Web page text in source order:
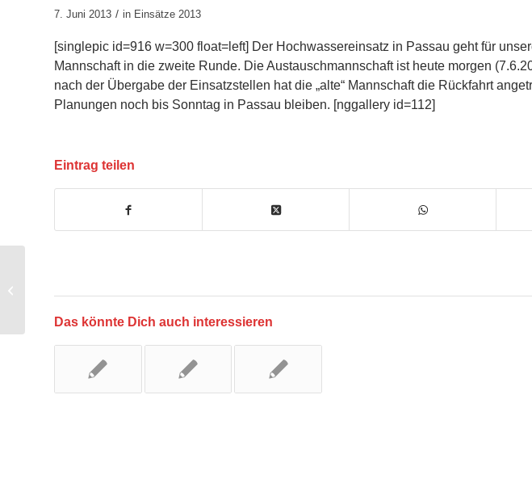
7. Juni 2013 / in Einsätze 2013
[singlepic id=916 w=300 float=left] Der Hochwassereinsatz in Passau geht für
Mannschaft in die zweite Runde. Die Austauschmannschaft ist heute morgen
nach der Übergabe der Einsatzstellen hat die „alte“ Mannschaft die Rückfahrt
Planungen noch bis Sonntag in Passau bleiben. [nggallery id=112]
Eintrag teilen
Das könnte Dich auch interessieren